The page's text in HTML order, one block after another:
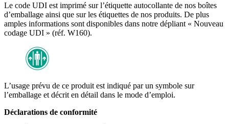
Le code UDI est imprimé sur l’étiquette autocollante de nos boîtes
d’emballage ainsi que sur les étiquettes de nos produits. De plus
amples informations sont disponibles dans notre dépliant « Nouveau
codage UDI » (réf. W160).
L’usage prévu de ce produit est indiqué par un symbole sur
l’emballage et décrit en détail dans le mode d’emploi.
Déclarations de conformité